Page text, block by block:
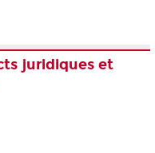
juridiques et